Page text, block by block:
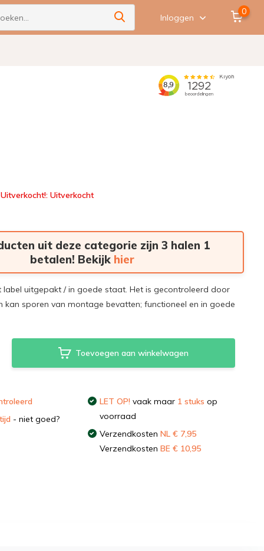
Inloggen
0
Uitverkocht!: Uitverkocht
uit deze categorie zijn 3 halen 1
betalen! Bekijk hier
uitgepakt / in goede staat. Het is gecontroleerd door
kan sporen van montage bevatten; functioneel en in goede
Toevoegen aan winkelwagen
- niet goed?
LET OP!vaak maar 1 stuks op
voorraad
Verzendkosten NL € 7,95
Verzendkosten BE € 10,95